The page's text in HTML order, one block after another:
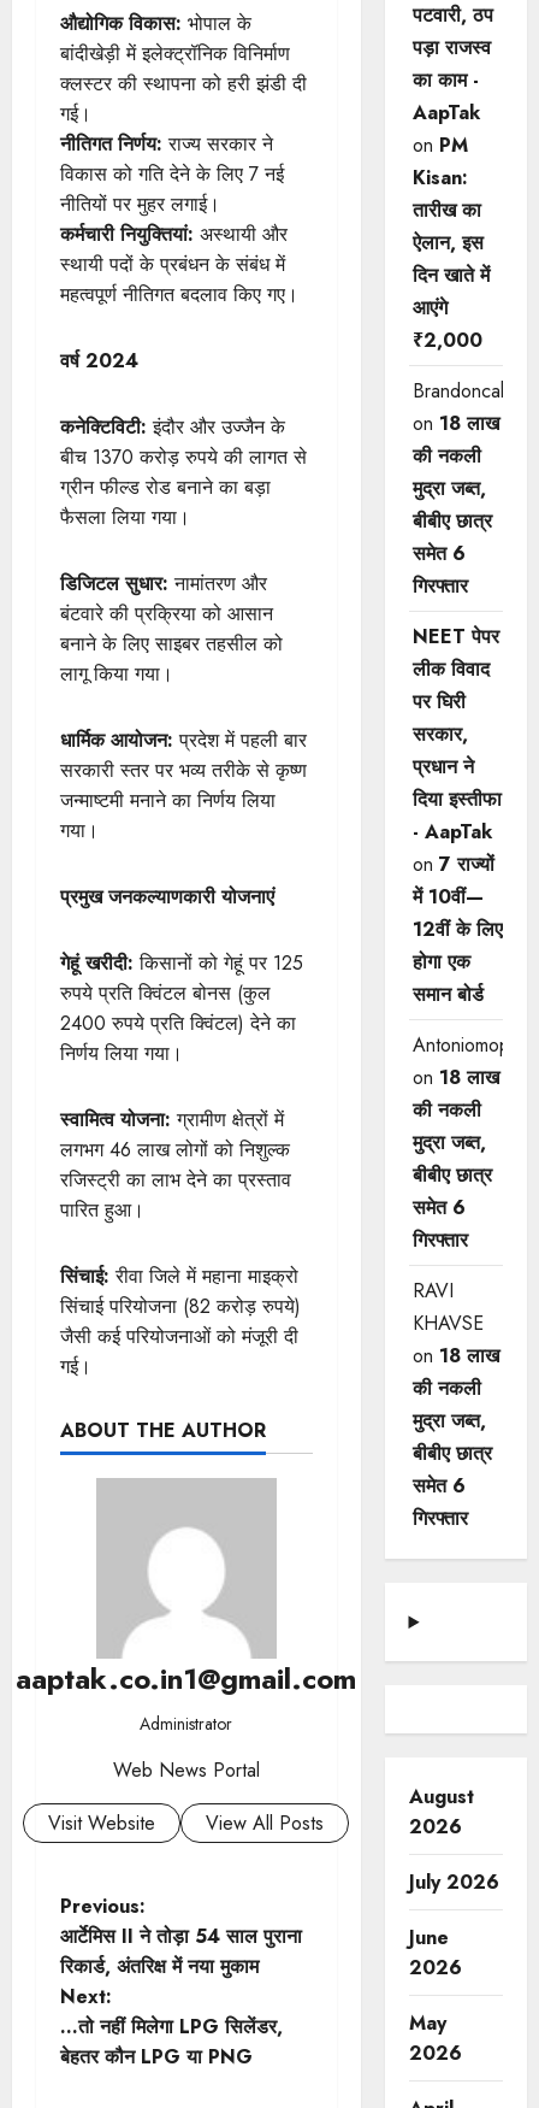
औद्योगिक विकास: भोपाल के
बांदीखेड़ी में इलेक्ट्रॉनिक विनिर्माण
क्लस्टर की स्थापना को हरी झंडी दी
गई।
नीतिगत निर्णय:राज्य सरकार ने
विकास को गति देने के लिए 7 नई
नीतियों पर मुहर लगाई।
कर्मचारी नियुक्तियां: अस्थायी और
स्थायी पदों के प्रबंधन के संबंध में
महत्वपूर्ण नीतिगत बदलाव किए गए।
वर्ष 2024
कनेक्टिविटी:इंदौर और उज्जैन के
बीच 1370 करोड़ रुपये की लागत से
ग्रीन फील्ड रोड बनाने का बड़ा
फैसला लिया गया।
डिजिटल सुधार:नामांतरण और
बंटवारे की प्रक्रिया को आसान
बनाने के लिए साइबर तहसील को
लागू किया गया।
धार्मिक आयोजन: प्रदेश में पहली बार
सरकारी स्तर पर भव्य तरीके से कृष्ण
जन्माष्टमी मनाने का निर्णय लिया
गया।
प्रमुख जनकल्याणकारी योजनाएं
गेहूं खरीदी:किसानों को गेहूं पर 125
रुपये प्रति क्विंटल बोनस (कुल
2400 रुपये प्रति क्विंटल) देने का
निर्णय लिया गया।
स्वामित्व योजना:ग्रामीण क्षेत्रों में
लगभग 46 लाख लोगों को निशुल्क
रजिस्ट्री का लाभ देने का प्रस्ताव
पारित हुआ।
सिंचाई:रीवा जिले में महाना माइक्रो
सिंचाई परियोजना (82 करोड़ रुपये)
जैसी कई परियोजनाओं को मंजूरी दी
गई।
ABOUT THE AUTHOR
aaptak.co.in1@gmail.com
Administrator
Web News Portal
Visit Website
View All Posts
P
o
s
t
Previous:
आर्टेमिस II ने तोड़ा 54 साल पुराना
रिकार्ड, अंतरिक्ष में नया मुकाम
Next:
…तो नहीं मिलेगा LPG सिलेंडर,
बेहतर कौन LPG या PNG
पटवारी, ठप
पड़ा राजस्व
का काम -
AapTak
on PM
Kisan:
तारीख का
ऐलान, इस
दिन खाते में
आएंगे
₹2,000
Brandoncah
on 18 लाख
की नकली
मुद्रा जब्त,
बीबीए छात्र
समेत 6
गिरफ्तार
NEET पेपर
लीक विवाद
पर घिरी
सरकार,
प्रधान ने
दिया इस्तीफा
- AapTak
on 7 राज्यों
में 10वीं—
12वीं ​के लिए
होगा एक
समान बोर्ड
Antoniomop
on 18 लाख
की नकली
मुद्रा जब्त,
बीबीए छात्र
समेत 6
गिरफ्तार
RAVI
KHAVSE
on 18 लाख
की नकली
मुद्रा जब्त,
बीबीए छात्र
समेत 6
गिरफ्तार
August
2026
July 2026
June
2026
May
2026